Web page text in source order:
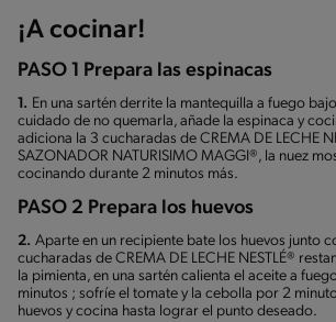
¡A cocinar!
PASO 1 Prepara las espinacas
1. En una sartén derrite la mantequilla a fuego
cuidado de no quemarla, añade la espinaca y
adiciona la 3 cucharadas de CREMA DE LECHE
SAZONADOR NATURISIMO MAGGI®, la nuez
cocinando durante 2 minutos más.
PASO 2 Prepara los huevos
2. Aparte en un recipiente bate los huevos junto
cucharadas de CREMA DE LECHE NESTLÉ®
la pimienta, en una sartén calienta el aceite a
minutos ; sofríe el tomate y la cebolla por 2
huevos y cocina hasta lograr el punto deseado.